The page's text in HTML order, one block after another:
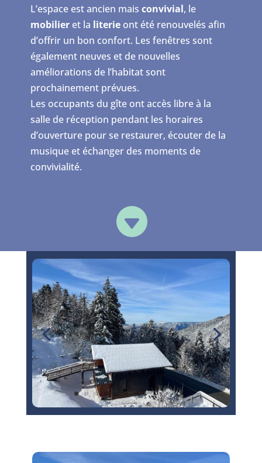
L’espace est ancien mais convivial, le
mobilieret la literieont été renouvelés afin
d’offrir un bon confort. Les fenêtres sont
également neuves et de nouvelles
améliorations de l’habitat sont
prochainement prévues.
Les occupants du gîte ont accès libre à la
salle de réception pendant les horaires
d’ouverture pour se restaurer, écouter de la
musique et échanger des moments de
convivialité.
